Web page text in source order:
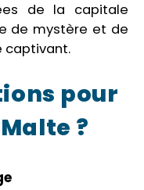
de la capitale
de mystère et de
captivant.
pour
?